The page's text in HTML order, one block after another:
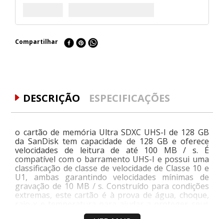
Compartilhar
DESCRIÇÃO ESPECIFICAÇÕES
o cartão de memória Ultra SDXC UHS-I de 128 GB
da SanDisk tem capacidade de 128 GB e oferece
velocidades de leitura de até 100 MB / s. É
compatível com o barramento UHS-I e possui uma
classificação de classe de velocidade de Classe 10 e
U1, ambas garantindo velocidades mínimas de
gravação de 10 MB / s. Construído para condições
extremas, este cartão é à prova de água, choque,
dados, enquanto um botão de proteção contra